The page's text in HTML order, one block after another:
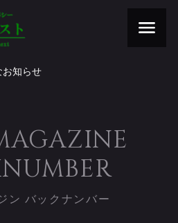
お知らせ
ン バックナンバー